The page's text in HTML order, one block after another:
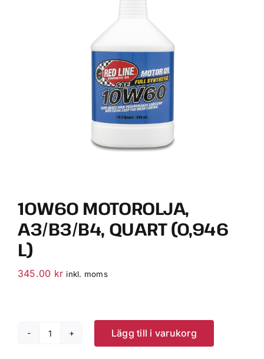
VÄLJ RÄTT OLJA FÖR DITT FORDON
10W60 MOTOROLJA,
A3/B3/B4, QUART (0,946
L)
345.00 kr inkl. moms
10W60
Lägg till i varukorg